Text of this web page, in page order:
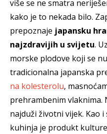
više se ne smatra
kako je to nekada bilo.
prepoznaje japansku
najzdravijih u svijetu.
morske plodove koji se
tradicionalna japanska
na kolesterolu,
prehrambenim vlaknima.
najduži životni vijek. Kao i
kuhinja je produkt